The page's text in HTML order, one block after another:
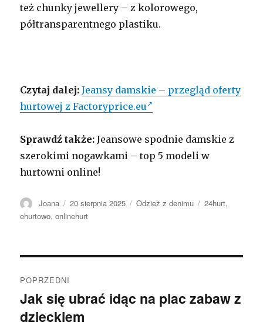
też chunky jewellery – z kolorowego,
półtransparentnego plastiku.
Czytaj dalej: Jeansy damskie – przegląd oferty
hurtowej z Factoryprice.eu
Sprawdź także: Jeansowe spodnie damskie z
szerokimi nogawkami – top 5 modeli w
hurtowni online!
Autor
Joana Opublikowano
20 sierpnia 2025 Kategorie
Odzież z denimu Tagi
24hurt,
ehurtowo,onlinehurt
wpisu
POPRZEDNI
Poprzedni
wpis:
Jak się ubrać idąc na plac zabaw z
dzieckiem